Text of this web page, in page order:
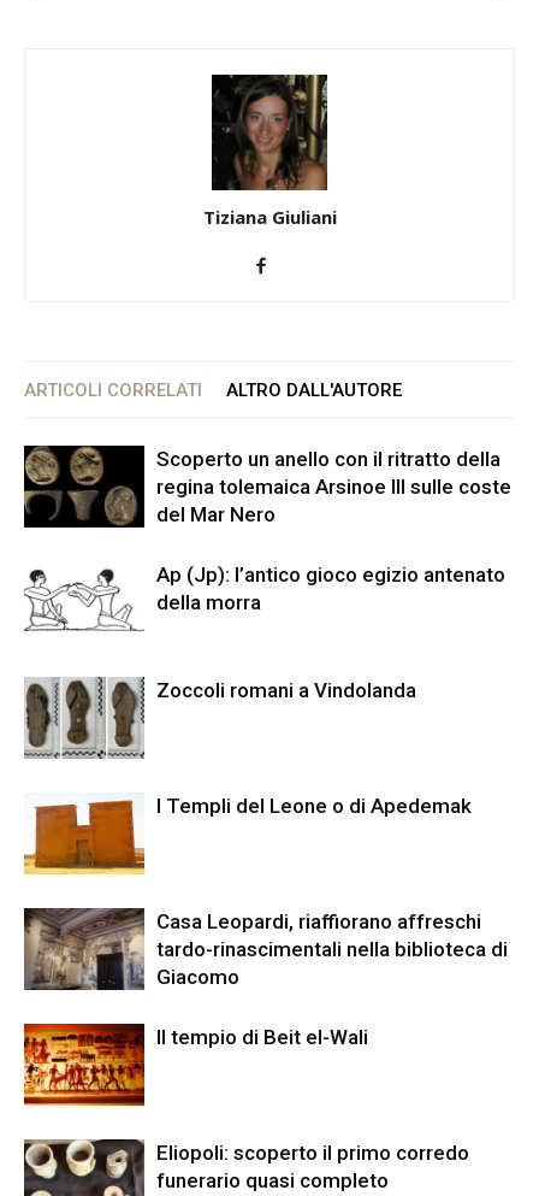
Tiziana Giuliani
ARTICOLI CORRELATI ALTRO DALL'AUTORE
Scoperto un anello con il ritratto della
regina tolemaica Arsinoe III sulle coste
del Mar Nero
Ap (Jp): l’antico gioco egizio antenato
della morra
Zoccoli romani a Vindolanda
I Templi del Leone o di Apedemak
Casa Leopardi, riaffiorano affreschi
tardo-rinascimentali nella biblioteca di
Giacomo
Il tempio di Beit el-Wali
Eliopoli: scoperto il primo corredo
funerario quasi completo